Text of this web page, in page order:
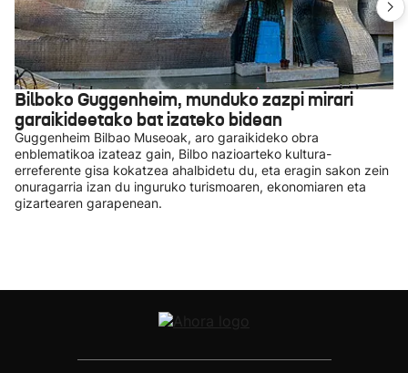
Bilboko Guggenheim, munduko zazpi mirari
garaikideetako bat izateko bidean
Guggenheim Bilbao Museoak, aro garaikideko obra
enblematikoa izateaz gain, Bilbo nazioarteko kultura-
erreferente gisa kokatzea ahalbidetu du, eta eragin sakon zein
onuragarria izan du inguruko turismoaren, ekonomiaren eta
gizartearen garapenean.